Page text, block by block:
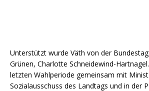
Unterstützt wurde Väth von der
Grünen, Charlotte Schneidewind-
letzten Wahlperiode gemeinsam mit
Sozialausschuss des Landtags und in der